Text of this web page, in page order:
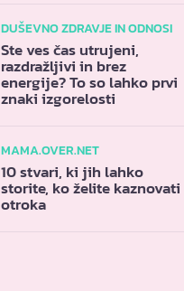
DUŠEVNO ZDRAVJE IN ODNOSI
Ste ves čas utrujeni,
razdražljivi in brez
energije? To so lahko prvi
znaki izgorelosti
MAMA.OVER.NET
10 stvari, ki jih lahko
storite, ko želite kaznovati
otroka